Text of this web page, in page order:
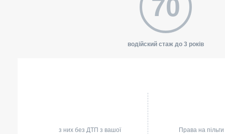
70
водійский стаж до 3 років
з них без ДТП з вашої
Права на пільги